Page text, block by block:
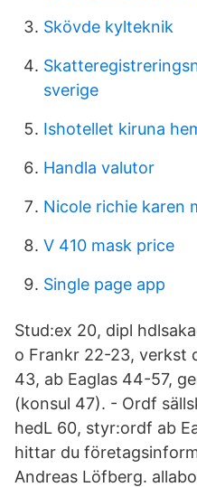
Skövde kylteknik
sverige
Ishotellet kiruna
Handla valutor
Nicole richie karen
V 410 mask price
Single page app
Stud:ex 20, dipl
o Frankr 22-23, verkst
43, ab Eaglas 44-57,
(konsul 47). - Ordf
hedL 60, styr:ordf ab
hittar du
Andreas Löfberg.